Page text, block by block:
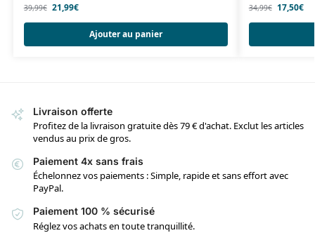
39,99€ 21,99€
Ajouter au panier
34,99€ 17,50€
Livraison offerte
Profitez de la livraison gratuite dès 79 € d'achat. Exclut les articles
vendus au prix de gros.
Paiement 4x sans frais
Échelonnez vos paiements : Simple, rapide et sans effort avec
PayPal.
Paiement 100 % sécurisé
Réglez vos achats en toute tranquillité.